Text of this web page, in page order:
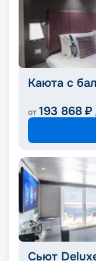
Каюта с
от 193 868 ₽
Сьют